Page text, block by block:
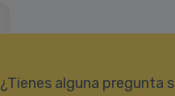
¿Tienes alguna pregunta